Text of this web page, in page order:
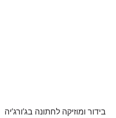
בידור ומוזיקה לחתונה בג’ורג’יה